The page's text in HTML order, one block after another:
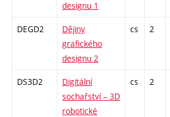
designu 1
DEGD2
Dějiny
grafického
designu 2
cs 2
DS3D2
Digitální
sochařství – 3D
robotické
cs 2